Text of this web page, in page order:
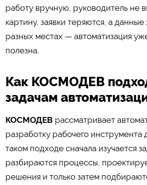
работу вручную, руководитель не
картину, заявки теряются, а данные
разных местах — автоматизация
полезна.
Как КОСМОДЕВ
задачам
КОСМОДЕВ рассматривает
разработку рабочего инструмента
таком подходе сначала изучается
разбираются процессы,
решения и только затем